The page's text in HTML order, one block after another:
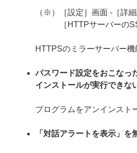
（※）［設定］画面 -［詳
［HTTPサーバーの
HTTPSのミラーサーバー
パスワード設定をおこなっ
インストールが実行できな
プログラムをアンインスト
「対話アラートを表示」